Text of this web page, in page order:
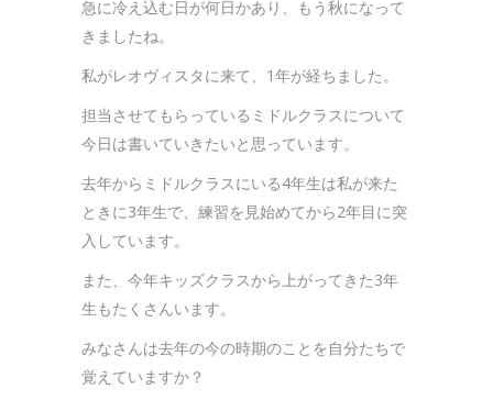
急に冷え込む日が何日かあり、もう秋になって
きましたね。
私がレオヴィスタに来て、1年が経ちました。
担当させてもらっているミドルクラスについて
今日は書いていきたいと思っています。
去年からミドルクラスにいる4年生は私が来た
ときに3年生で、練習を見始めてから2年目に突
入しています。
また、今年キッズクラスから上がってきた3年
生もたくさんいます。
みなさんは去年の今の時期のことを自分たちで
覚えていますか？